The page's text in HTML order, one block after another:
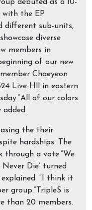
debuted as a 10-
with the EP
different sub-units,
diverse
members in
of our new
Chaeyeon
Live Hll in eastern
of our colors
added.
the their
hardships. The
through a vote.”We
Die’ turned
“I think it
group.”TripleS is
than 20 members.